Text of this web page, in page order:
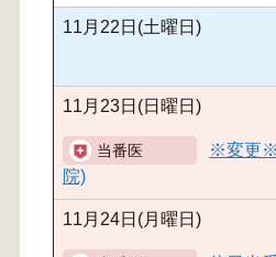
11月22日(土曜日)
11月23日(日曜日)
※変更※
院)
11月24日(月曜日)